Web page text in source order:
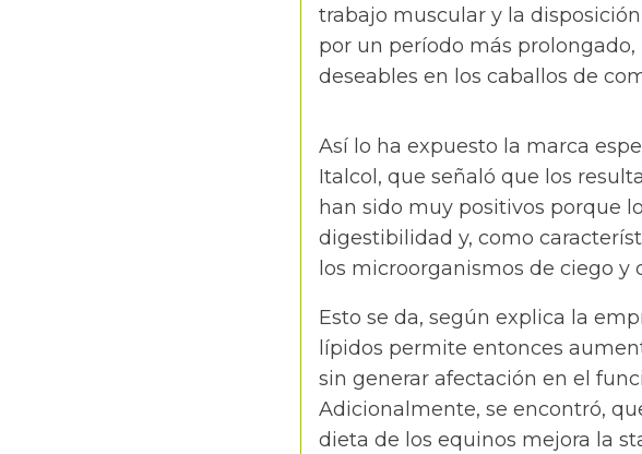
trabajo muscular y la
por un período más
deseables en los caballos de
Así lo ha expuesto la marca
Italcol, que señaló que los
han sido muy positivos porque
digestibilidad y, como
los microorganismos de ciego y
Esto se da, según explica la
lípidos permite entonces
sin generar afectación en el
Adicionalmente, se encontró,
dieta de los equinos mejora la